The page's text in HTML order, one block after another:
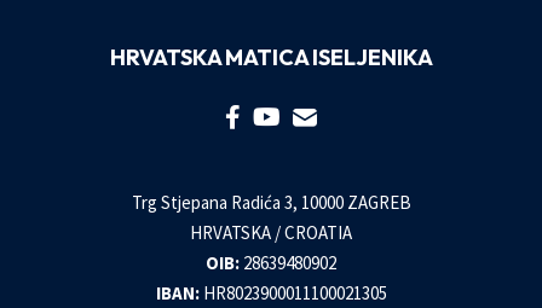
HRVATSKA MATICA ISELJENIKA
Trg Stjepana Radića 3, 10000 ZAGREB
HRVATSKA / CROATIA
OIB: 28639480902
IBAN: HR8023900011100021305